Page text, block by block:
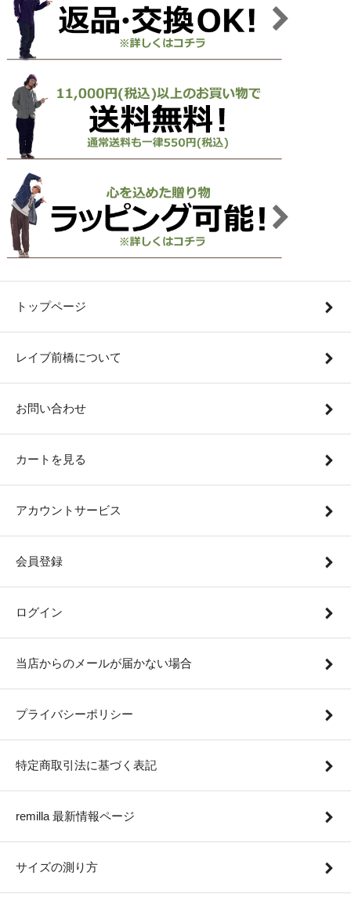
トップページ
レイブ前橋について
お問い合わせ
カートを見る
アカウントサービス
会員登録
ログイン
当店からのメールが届かない場合
プライバシーポリシー
特定商取引法に基づく表記
remilla 最新情報ページ
サイズの測り方